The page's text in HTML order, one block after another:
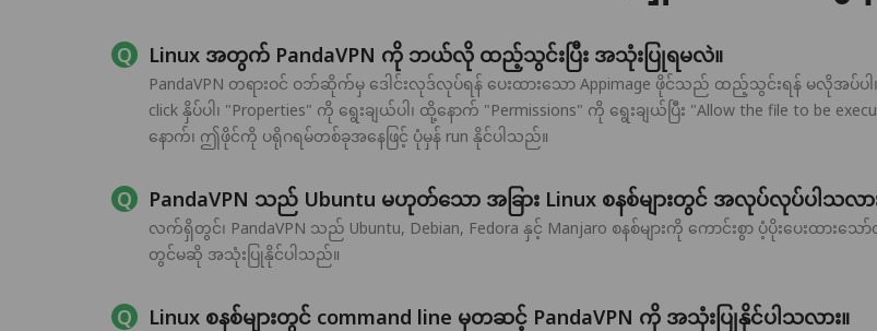
Linux အတွက် PandaVPN ကို ဘယ်လို ထည့်သွင်းပြီး အသုံးပြုရမလဲ။
PandaVPN တရားဝင် ဝဘ်ဆိုက်မှ ဒေါင်းလုဒ်လုပ်ရန် ပေးထားသော Appimage ဖိုင်သည် ထည့်သွင်းရန် မလိုအပ်ပါ၊
click နှိပ်ပါ၊ "Properties" ကို ရွေးချယ်ပါ၊ ထို့နောက် "Permissions" ကို ရွေးချယ်ပြီး "Allow the file to be
နောက်၊ ဤဖိုင်ကို ပရိုဂရမ်တစ်ခုအနေဖြင့် ပုံမှန် run နိုင်ပါသည်။
PandaVPN သည် Ubuntu မဟုတ်သော အခြား Linux စနစ်များတွင် အလုပ်လုပ်ပါသလာ
လက်ရှိတွင်၊ PandaVPN သည် Ubuntu, Debian, Fedora နှင့် Manjaro စနစ်များကို ကောင်းစွာ ပံ့ပိုးပေးထာ
တွင်မဆို အသုံးပြုနိုင်ပါသည်။
Linux စနစ်များတွင် command line မှတဆင့် PandaVPN ကို အသုံးပြုနိုင်ပါသလား။